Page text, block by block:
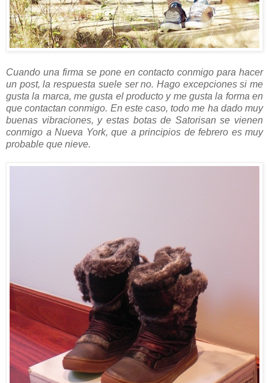
Cuando una firma se pone en contacto conmigo para hacer
un post, la respuesta suele ser no. Hago excepciones si me
gusta la marca, me gusta el producto y me gusta la forma en
que contactan conmigo. En este caso, todo me ha dado muy
buenas vibraciones, y estas botas de Satorisan se vienen
conmigo a Nueva York, que a principios de febrero es muy
probable que nieve.